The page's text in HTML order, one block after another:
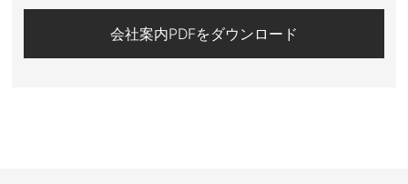
会社案内PDFをダウンロード